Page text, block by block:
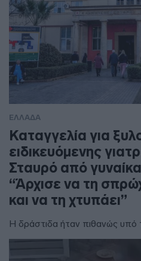
ΕΛΛΑΔΑ
Καταγγελία για
ειδικευόμενης
Σταυρό από
“Άρχισε να τη
και να τη χτυπάει”
Η δράστιδα ήταν πιθανώς υπό